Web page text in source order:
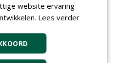
website ervaring
Lees verder